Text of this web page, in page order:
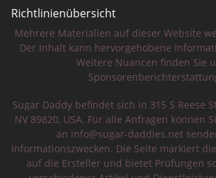
Richtlinienübersicht
Sicherheitstipps
Mehrere Materialien auf dieser Website
Der Inhalt kann hervorgehobene
Weitere Nuancen finden Sie
Sugar Daddy befindet sich in 315 S Reese
NV 89820, USA. Für alle Anfragen können
an info@sugar-daddies.net
Informationszwecken. Die Seite markiert
auf die Ersteller und bietet Prüfungen